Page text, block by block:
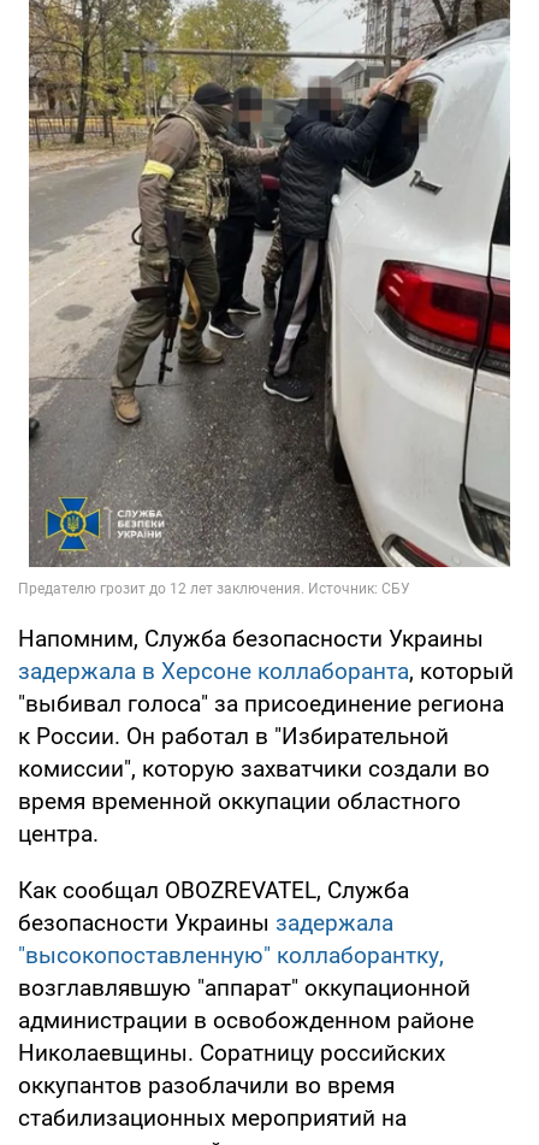
Напомним, Служба безопасности Украины
задержала в Херсоне коллаборанта, который
"выбивал голоса" за присоединение региона
к России. Он работал в "Избирательной
комиссии", которую захватчики создали во
время временной оккупации областного
центра.
Как сообщал OBOZREVATEL, Служба
безопасности Украины задержала
"высокопоставленную" коллаборантку,
возглавлявшую "аппарат" оккупационной
администрации в освобожденном районе
Николаевщины. Соратницу российских
оккупантов разоблачили во время
стабилизационных мероприятий на